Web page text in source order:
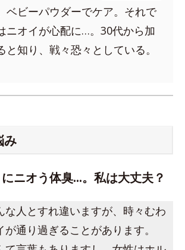
ベビーパウダーでケア。それで
ニオイが心配に…。30代から加
と知り、戦々恐々としている。
み
ニオう体臭…。私は大丈夫？
な人とすれ違いますが、時々むわ
通り過ぎることがあります。